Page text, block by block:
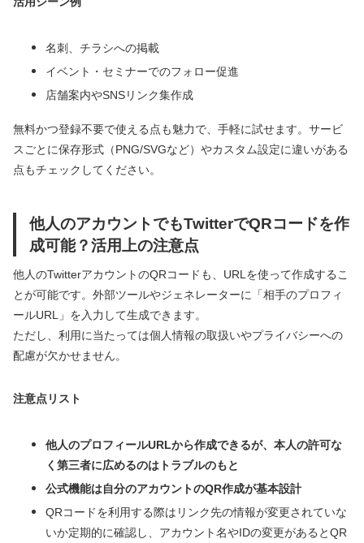
名刺、チラシへの掲載
イベント・セミナーでのフォロー促進
店舗案内やSNSリンク集作成
無料かつ登録不要で使える点も魅力で、手軽に試せます。サービ
スごとに保存形式（PNG/SVGなど）やカスタム設定に違いがある
点もチェックしてください。
他人のアカウントでもTwitterでQRコードを作
成可能？活用上の注意点
他人のTwitterアカウントのQRコードも、URLを使って作成するこ
とが可能です。外部ツールやジェネレーターに「相手のプロフィ
ールURL」を入力して生成できます。
ただし、利用に当たっては個人情報の取扱いやプライバシーへの
配慮が欠かせません。
注意点リスト
他人のプロフィールURLから作成できるが、本人の許可な
く第三者に広めるのはトラブルのもと
公式機能は自分のアカウントのQR作成が基本設計
QRコードを利用する際はリンク先の情報が変更されていな
いか定期的に確認し、アカウント名やIDの変更があるとQR